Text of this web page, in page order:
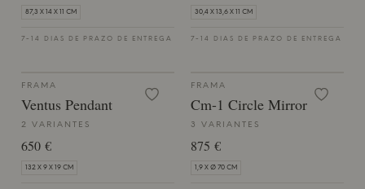
87,3 X 14 X 11 CM
7-14 DIAS DE PRAZO DE ENTREGA
30,4 X 13,6 X 11 CM
7-14 DIAS DE PRAZO DE ENTREGA
FRAMA
Ventus Pendant
2 VARIANTES
650 €
132 X 9 X 19 CM
FRAMA
Cm-1 Circle Mirror
3 VARIANTES
875 €
1,9 X Ø 70 CM